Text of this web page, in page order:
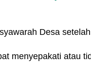
Desa
menyepakati atau